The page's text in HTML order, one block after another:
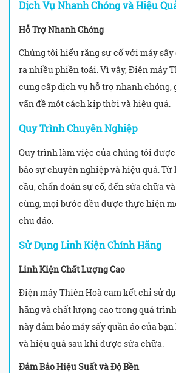
Dịch Vụ Nhanh Chóng và Hiệu
Hỗ Trợ Nhanh Chóng
Chúng tôi hiểu rằng sự cố với máy sấy
ra nhiều phiền toái. Vì vậy, Điện máy
cung cấp dịch vụ hỗ trợ nhanh chóng,
vấn đề một cách kịp thời và hiệu quả.
Quy Trình Chuyên Nghiệp
Quy trình làm việc của chúng tôi
bảo sự chuyên nghiệp và hiệu quả.
cầu, chẩn đoán sự cố, đến sửa chữa
cùng, mọi bước đều được thực hiện
chu đáo.
Sử Dụng Linh Kiện Chính Hãng
Linh Kiện Chất Lượng Cao
Điện máy Thiên Hoà cam kết chỉ sử
hãng và chất lượng cao trong quá
này đảm bảo máy sấy quần áo của
và hiệu quả sau khi được sửa chữa.
Đảm Bảo Hiệu Suất và Độ Bền